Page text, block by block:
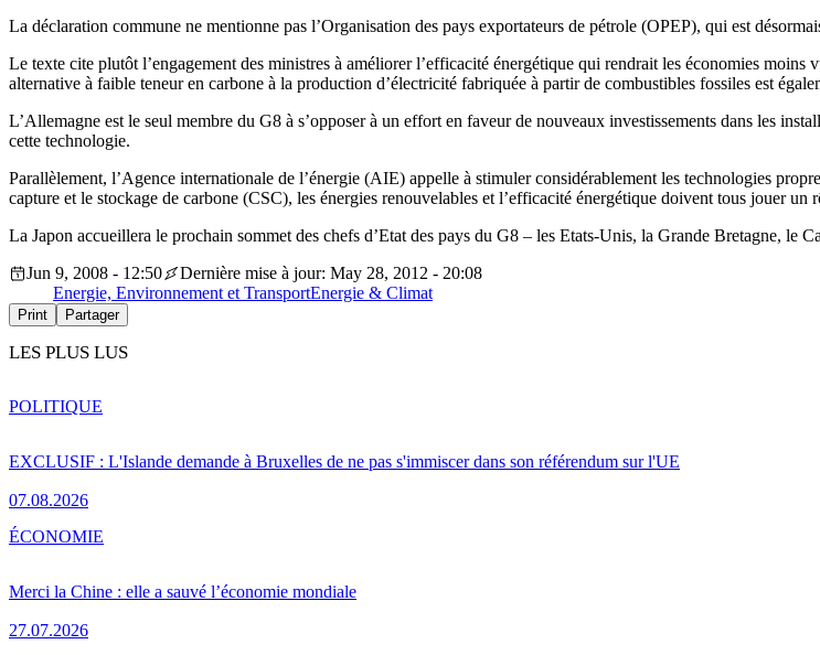
La déclaration commune ne mentionne pas l’Organisation des pays exportateurs de pétrole (OPEP), qui est
Le texte cite plutôt l’engagement des ministres à améliorer l’efficacité énergétique qui rendrait les économies
alternative à faible teneur en carbone à la production d’électricité fabriquée à partir de combustibles fossiles est
L’Allemagne est le seul membre du G8 à s’opposer à un effort en faveur de nouveaux investissements dans les
cette technologie.
Parallèlement, l’Agence internationale de l’énergie (AIE) appelle à stimuler considérablement les technologies
capture et le stockage de carbone (CSC), les énergies renouvelables et l’efficacité énergétique doivent tous jouer
La Japon accueillera le prochain sommet des chefs d’Etat des pays du G8 – les Etats-Unis, la Grande Bretagne, le
Jun 9, 2008 - 12:50
Dernière mise à jour: May 28, 2012 - 20:08
Energie, Environnement et TransportEnergie & Climat
Print Partager
LES PLUS LUS
EXCLUSIF : L'Islande demande à Bruxelles de ne pas s'immiscer dans son référendum sur l'UE
07.08.2026
POLITIQUE
Merci la Chine : elle a sauvé l’économie mondiale
27.07.2026
ÉCONOMIE